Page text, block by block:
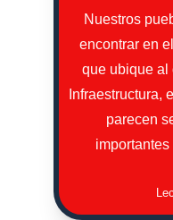
Nuestros
encontrar en
que ubique al
Infraestructura,
parecen